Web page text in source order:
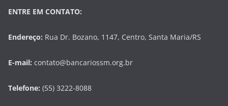
ENTRE EM CONTATO:
Endereço: Rua Dr. Bozano, 1147, Centro, Santa Maria/RS
E-mail: contato@bancariossm.org.br
Telefone: (55) 3222-8088